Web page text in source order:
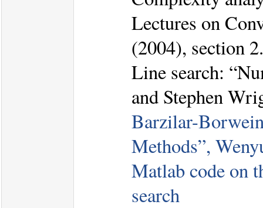
Lectures on
(2004), section
Line search:
and Stephen
Barzilar-
Methods”,
Matlab code on
search